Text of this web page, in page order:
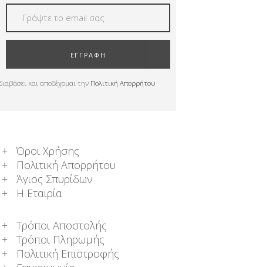
ΕΓΓΡΑΦΗ
και αποδέχομαι την Πολιτική Απορρήτου
Όροι Χρήσης
Πολιτική Απορρήτου
Άγιος Σπυρίδων
Η Εταιρία
Τρόποι Αποστολής
Τρόποι Πληρωμής
Πολιτική Επιστροφής